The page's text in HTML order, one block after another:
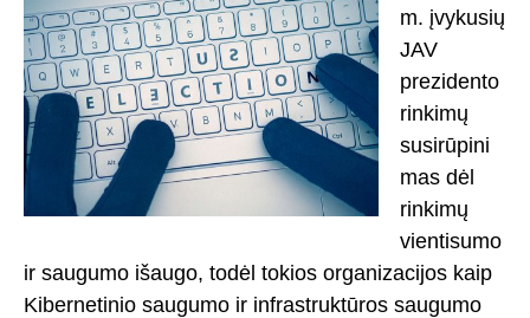
m. įvykusių
JAV
prezidento
rinkimų
susirūpini
mas dėl
rinkimų
vientisumo
ir saugumo išaugo, todėl tokios organizacijos kaip
Kibernetinio saugumo ir infrastruktūros saugumo